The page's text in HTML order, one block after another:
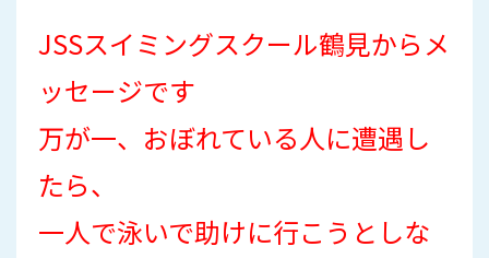
JSSスイミングスクール鶴見からメ
ッセージです
万が一、おぼれている人に遭遇し
たら、
一人で泳いで助けに行こうとしな